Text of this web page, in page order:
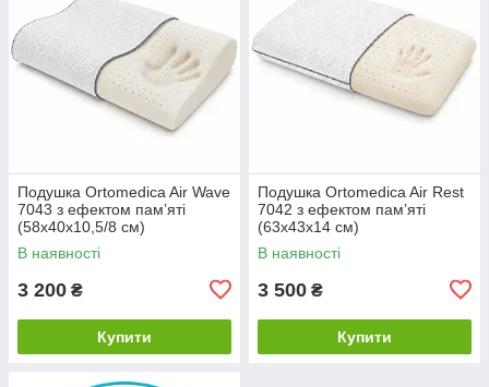
Подушка Ortomedica Air Wave
7043 з ефектом пам’яті
(58х40х10,5/8 см)
В наявності
3 200 ₴
Купити
Подушка Ortomedica Air Rest
7042 з ефектом пам’яті
(63х43х14 см)
В наявності
3 500 ₴
Купити